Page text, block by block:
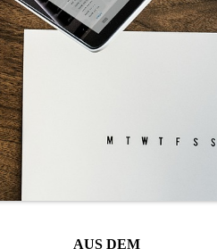
AUS DEM